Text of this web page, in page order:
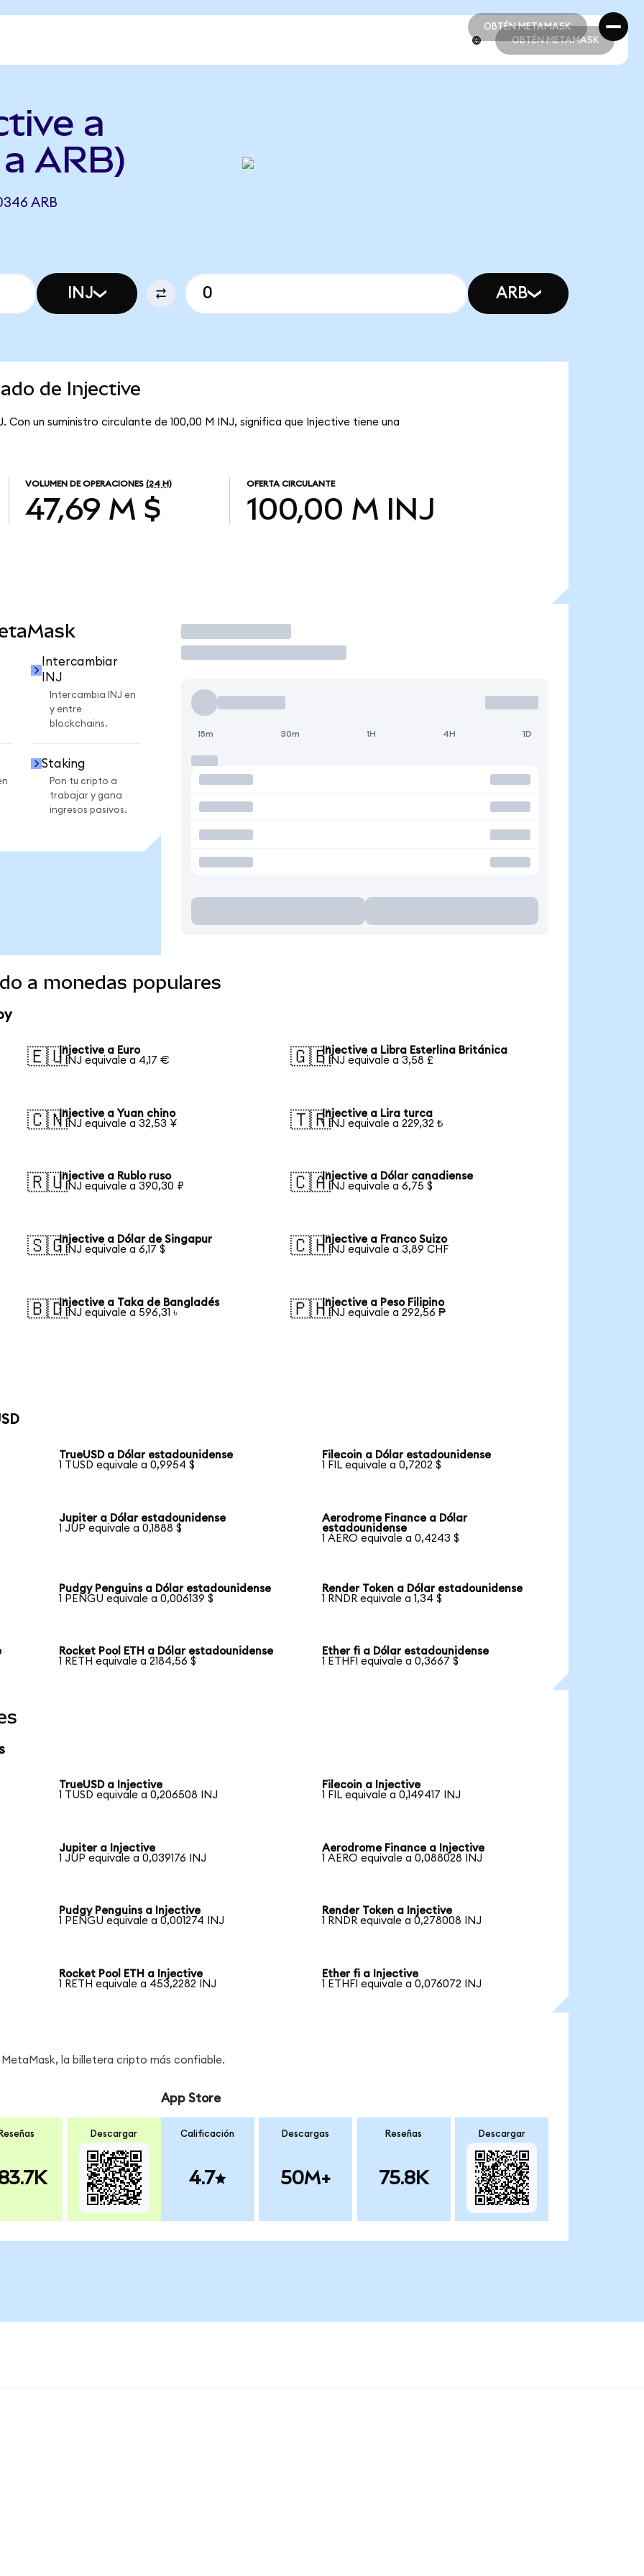
OBTÉN METAMASK
OBTÉN METAMASK
OBTÉN METAMASK
a
ARB)
ARB
INJ ARB
de Injective
un suministro circulante de 100,00 M INJ, significa que Injective tiene una
VOLUMEN DE OPERACIONES (24 H)
47,69 M $
OFERTA CIRCULANTE
100,00 M INJ
Intercambiar
INJ
Intercambia INJ en
y entre
blockchains.
Staking
Pon tu cripto a
trabajar y gana
ingresos pasivos.
Operar
15m 30m 1H 4H 1D
a monedas populares
🇪🇺Injective a Euro
1 INJ equivale a 4,17 €
🇬🇧Injective a Libra Esterlina Británica
1 INJ equivale a 3,58 £
🇨🇳Injective a Yuan chino
1 INJ equivale a 32,53 ¥
🇹🇷Injective a Lira turca
1 INJ equivale a 229,32 ₺
🇷🇺Injective a Rublo ruso
1 INJ equivale a 390,30 ₽
🇨🇦Injective a Dólar canadiense
1 INJ equivale a 6,75 $
🇸🇬Injective a Dólar de Singapur
1 INJ equivale a 6,17 $
🇨🇭Injective a Franco Suizo
1 INJ equivale a 3,89 CHF
🇧🇩Injective a Taka de Bangladés
1 INJ equivale a 596,31 ৳
🇵🇭Injective a Peso Filipino
1 INJ equivale a 292,56 ₱
TrueUSD a Dólar estadounidense
1 TUSD equivale a 0,9954 $
Filecoin a Dólar estadounidense
1 FIL equivale a 0,7202 $
Jupiter a Dólar estadounidense
1 JUP equivale a 0,1888 $
Aerodrome Finance a Dólar
estadounidense
1 AERO equivale a 0,4243 $
Pudgy Penguins a Dólar estadounidense
1 PENGU equivale a 0,006139 $
Render Token a Dólar estadounidense
1 RNDR equivale a 1,34 $
Rocket Pool ETH a Dólar estadounidense
1 RETH equivale a 2184,56 $
Ether fi a Dólar estadounidense
1 ETHFI equivale a 0,3667 $
TrueUSD a Injective
1 TUSD equivale a 0,206508 INJ
Filecoin a Injective
1 FIL equivale a 0,149417 INJ
Jupiter a Injective
1 JUP equivale a 0,039176 INJ
Aerodrome Finance a Injective
1 AERO equivale a 0,088028 INJ
Pudgy Penguins a Injective
1 PENGU equivale a 0,001274 INJ
Render Token a Injective
1 RNDR equivale a 0,278008 INJ
Rocket Pool ETH a Injective
1 RETH equivale a 453,2282 INJ
Ether fi a Injective
1 ETHFI equivale a 0,076072 INJ
la billetera cripto más confiable.
Descargar
App Store
Calificación
4.7
Descargas
50M+
Reseñas
75.8K
Descargar